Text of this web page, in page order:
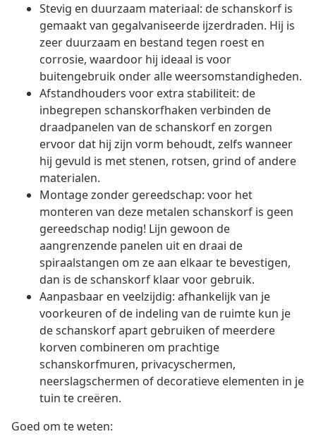
Stevig en duurzaam materiaal: de schanskorf is
gemaakt van gegalvaniseerde ijzerdraden. Hij is
zeer duurzaam en bestand tegen roest en
corrosie, waardoor hij ideaal is voor
buitengebruik onder alle weersomstandigheden.
Afstandhouders voor extra stabiliteit: de
inbegrepen schanskorfhaken verbinden de
draadpanelen van de schanskorf en zorgen
ervoor dat hij zijn vorm behoudt, zelfs wanneer
hij gevuld is met stenen, rotsen, grind of andere
materialen.
Montage zonder gereedschap: voor het
monteren van deze metalen schanskorf is geen
gereedschap nodig! Lijn gewoon de
aangrenzende panelen uit en draai de
spiraalstangen om ze aan elkaar te bevestigen,
dan is de schanskorf klaar voor gebruik.
Aanpasbaar en veelzijdig: afhankelijk van je
voorkeuren of de indeling van de ruimte kun je
de schanskorf apart gebruiken of meerdere
korven combineren om prachtige
schanskorfmuren, privacyschermen,
neerslagschermen of decoratieve elementen in je
tuin te creëren.
Goed om te weten: